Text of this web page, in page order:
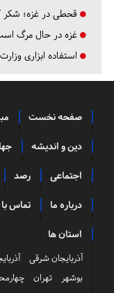
قحطی در غزه؛ شکر
غزه در حال مرگ
استفاده ابزاری
صفحه نخست
دین و اندیشه
اجتماعی رصد
درباره ما تماس با
استان ها
آذربایجان شرقی
بوشهر
تهران